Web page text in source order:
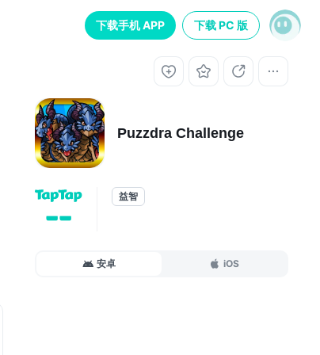
下载手机 APP 下载 PC 版
Puzzdra Challenge
--
益智
安卓 iOS